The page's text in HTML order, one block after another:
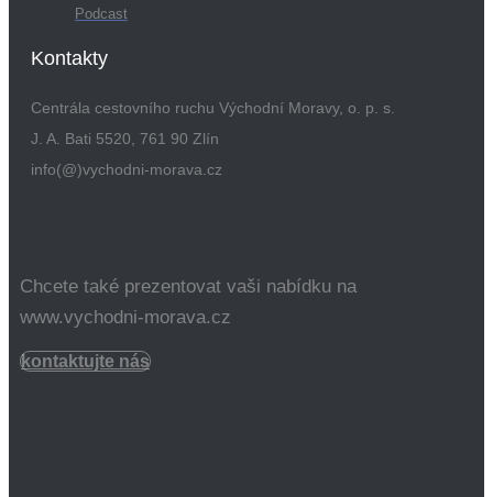
Podcast
Kontakty
Centrála cestovního ruchu Východní Moravy, o. p. s.
J. A. Bati 5520, 761 90 Zlín
info(@)vychodni-morava.cz
Chcete také prezentovat vaši nabídku na
www.vychodni-morava.cz
kontaktujte nás